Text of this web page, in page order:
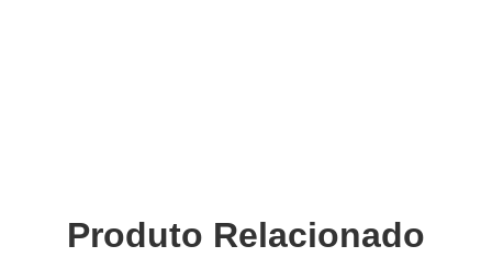
Produto Relacionado